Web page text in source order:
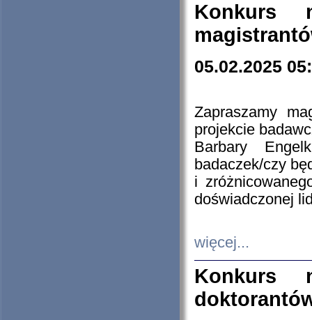
Konkurs
05.02.2025
Zapraszamy
projekcie
Barbary
badaczek/czy
i
doświadczonej
więcej...
Konkurs